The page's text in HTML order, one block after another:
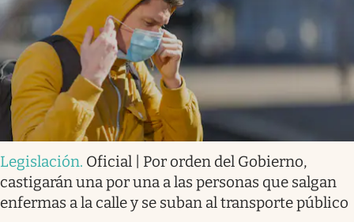
Legislación. Oficial | Por orden del Gobierno,
castigarán una por una a las personas que salgan
enfermas a la calle y se suban al transporte público